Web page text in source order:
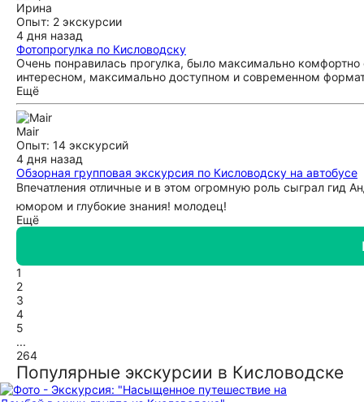
Ирина
Опыт: 2 экскурсии
4 дня назад
Фотопрогулка по Кисловодску
Очень понравилась прогулка, было максимально
интересном, максимально доступном и современном
Ещё
Mair
Опыт: 14 экскурсий
4 дня назад
Обзорная групповая экскурсия по Кисловодску на автобусе
Впечатления отличные и в этом огромную роль сыграл гид
юмором и глубокие знания! молодец!
Ещё
1
2
3
4
5
...
264
Популярные экскурсии в Кисловодске